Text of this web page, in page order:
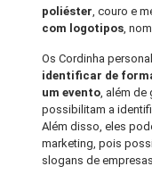
poliéster, couro e
com logotipos,
Os Cordinha
identificar de
um evento, além de
possibilitam a
Além disso, eles
marketing, pois
slogans de